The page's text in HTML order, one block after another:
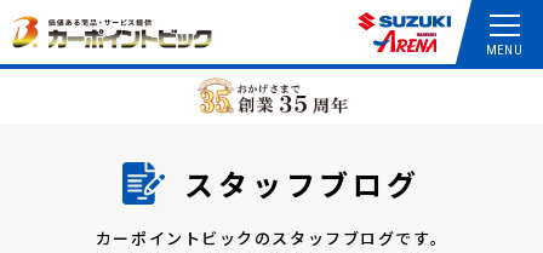
スタッフブログ
カーポイントビックのスタッフブログです。